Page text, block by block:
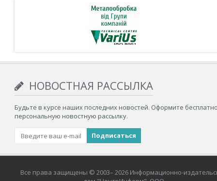
НОВОСТНАЯ РАССЫЛКА
Будьте в курсе наших последних новостей. Оформите
персональную новостную рассылку.
Все права защищены © 2003– 2026 Информационно-